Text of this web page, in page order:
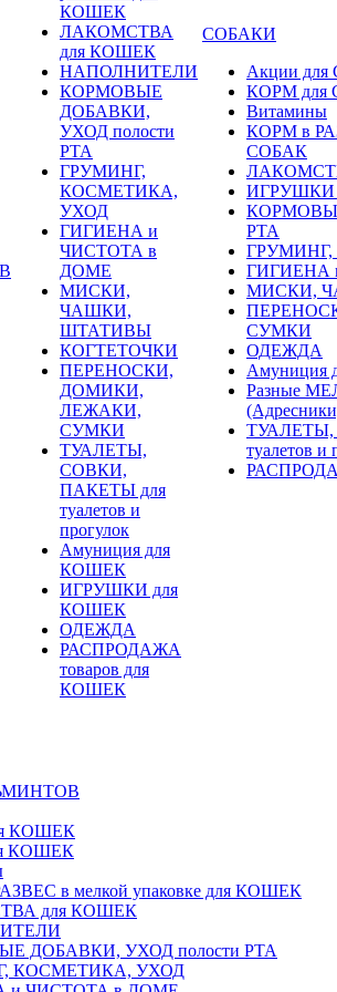
КОШЕК
ЛАКОМСТВА
для КОШЕК
НАПОЛНИТЕЛИ
КОРМОВЫЕ
ДОБАВКИ,
УХОД полости
РТА
ГРУМИНГ,
КОСМЕТИКА,
УХОД
ГИГИЕНА и
ЧИСТОТА в
ДОМЕ
МИСКИ,
ЧАШКИ,
ШТАТИВЫ
КОГТЕТОЧКИ
ПЕРЕНОСКИ,
ДОМИКИ,
ЛЕЖАКИ,
СУМКИ
ТУАЛЕТЫ,
СОВКИ,
ПАКЕТЫ для
туалетов и
прогулок
Амуниция для
КОШЕК
ИГРУШКИ для
КОШЕК
ОДЕЖДА
РАСПРОДАЖА
товаров для
КОШЕК
СОБАКИ
Акции
КОРМ для
Витамины
КОРМ в
СОБАК
ИГРУШКИ
РТА
ГИГИЕНА
МИСКИ,
СУМКИ
ОДЕЖДА
Амуниция
Разные
туалетов и
КОШЕК
КОШЕК
в мелкой упаковке для КОШЕК
для КОШЕК
ДОБАВКИ, УХОД полости РТА
КОСМЕТИКА, УХОД